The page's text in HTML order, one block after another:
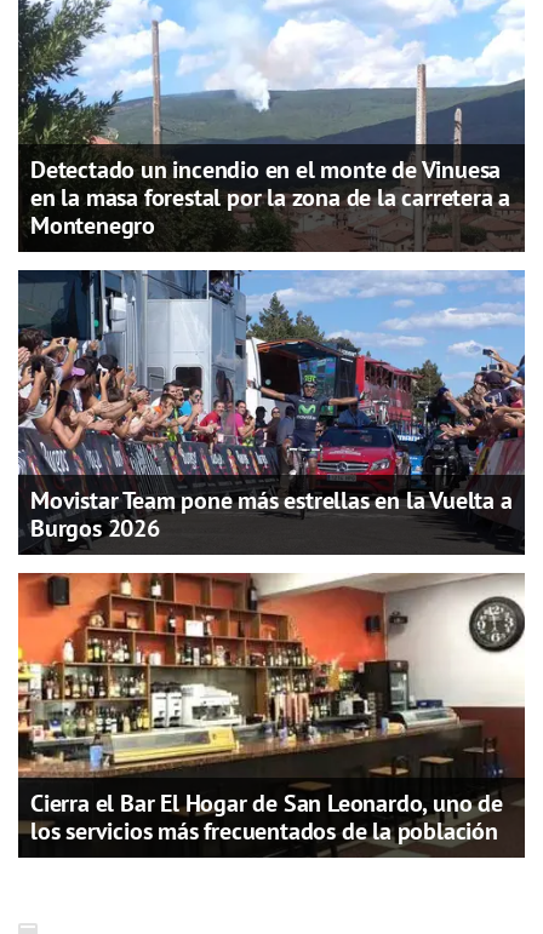
Detectado un incendio en el monte de Vinuesa
en la masa forestal por la zona de la carretera a
Montenegro
Movistar Team pone más estrellas en la Vuelta a
Burgos 2026
Cierra el Bar El Hogar de San Leonardo, uno de
los servicios más frecuentados de la población